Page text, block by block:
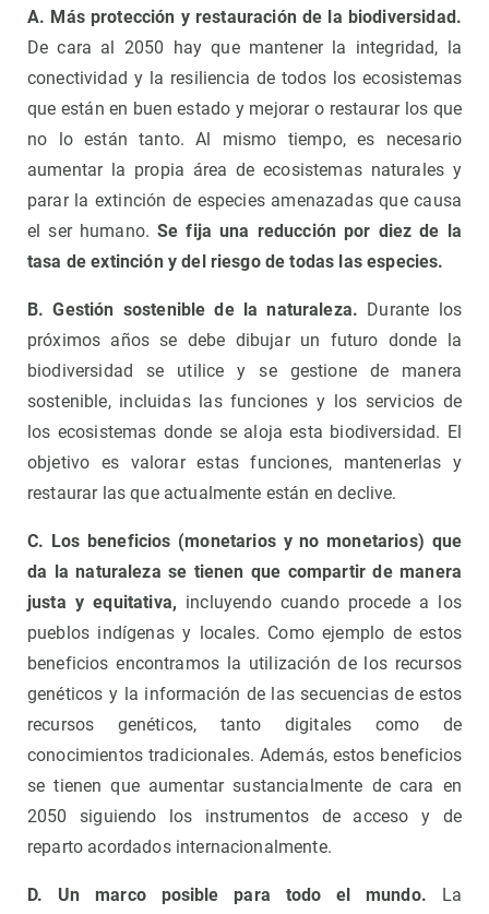
A. Más protección y restauración de la biodiversidad.
De cara al 2050 hay que mantener la integridad, la
conectividad y la resiliencia de todos los ecosistemas
que están en buen estado y mejorar o restaurar los que
no lo están tanto. Al mismo tiempo, es necesario
aumentar la propia área de ecosistemas naturales y
parar la extinción de especies amenazadas que causa
el ser humano.Se fija una reducción por diez de la
tasa de extinción y del riesgo de todas las especies.
B. Gestión sostenible de la naturaleza. Durante los
próximos años se debe dibujar un futuro donde la
biodiversidad se utilice y se gestione de manera
sostenible, incluidas las funciones y los servicios de
los ecosistemas donde se aloja esta biodiversidad. El
objetivo es valorar estas funciones, mantenerlas y
restaurar las que actualmente están en declive.
C. Los beneficios (monetarios y no monetarios) que
da la naturaleza se tienen que compartir de manera
justa y equitativa, incluyendo cuando procede a los
pueblos indígenas y locales. Como ejemplo de estos
beneficios encontramos la utilización de los recursos
genéticos y la información de las secuencias de estos
recursos genéticos, tanto digitales como de
conocimientos tradicionales. Además, estos beneficios
se tienen que aumentar sustancialmente de cara en
2050 siguiendo los instrumentos de acceso y de
reparto acordados internacionalmente.
D. Un marco posible para todo el mundo.
La